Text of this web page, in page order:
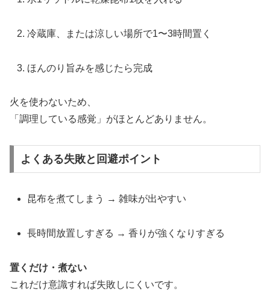
冷蔵庫、または涼しい場所で1〜3時間置く
ほんのり旨みを感じたら完成
火を使わないため、
「調理している感覚」がほとんどありません。
よくある失敗と回避ポイント
昆布を煮てしまう → 雑味が出やすい
長時間放置しすぎる → 香りが強くなりすぎる
置くだけ・煮ない
これだけ意識すれば失敗しにくいです。